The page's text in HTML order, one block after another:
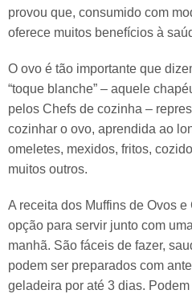
provou que, consumido com
oferece muitos benefícios à
O ovo é tão importante que
“toque blanche” – aquele
pelos Chefs de cozinha –
cozinhar o ovo, aprendida ao
omeletes, mexidos, fritos,
muitos outros.
A receita dos Muffins de Ovos
opção para servir junto com
manhã. São fáceis de fazer,
podem ser preparados com
geladeira por até 3 dias.